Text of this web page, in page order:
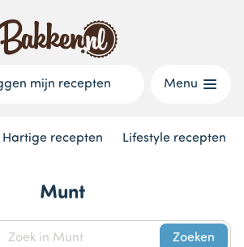
mijn recepten Menu
Hartige recepten Lifestyle recepten
Munt
Zoeken